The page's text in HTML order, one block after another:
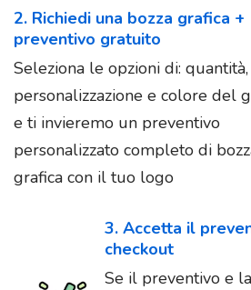
2. Richiedi una bozza grafica +
preventivo gratuito
Seleziona le opzioni di: quantità,
personalizzazione e colore del
e ti invieremo un preventivo
personalizzato completo di
grafica con il tuo logo
3. Accetta il
checkout
Se il preventivo e